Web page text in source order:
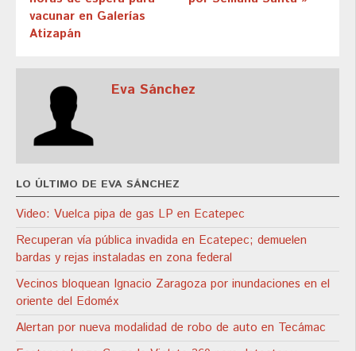
vacunar en Galerías
Atizapán
Eva Sánchez
LO ÚLTIMO DE EVA SÁNCHEZ
Video: Vuelca pipa de gas LP en Ecatepec
Recuperan vía pública invadida en Ecatepec; demuelen
bardas y rejas instaladas en zona federal
Vecinos bloquean Ignacio Zaragoza por inundaciones en el
oriente del Edoméx
Alertan por nueva modalidad de robo de auto en Tecámac